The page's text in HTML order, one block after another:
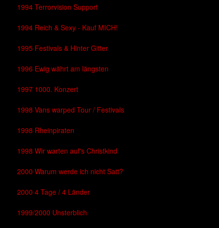
1994 Terrorvision Support
1994 Reich & Sexy - Kauf MICH!
1995 Festivals & Hinter Gitter
1996 Ewig währt am längsten
1997 1000. Konzert
1998 Vans warped Tour / Festivals
1998 Rheinpiraten
1998 Wir warten auf's Christkind
2000 Warum werde ich nicht Satt?
2000 4 Tage / 4 Länder
1999/2000 Unsterblich